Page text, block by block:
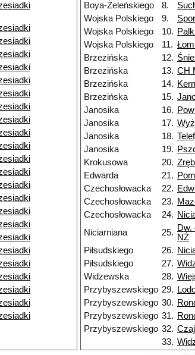
Boya-Żeleńskiego
8.
Wojska Polskiego
9.
Wojska Polskiego
10.
Wojska Polskiego
11.
Brzezińska
12.
Brzezińska
13. CH
Brzezińska
14.
Brzezińska
15.
Janosika
16.
Janosika
17.
Janosika
18.
Janosika
19.
Krokusowa
20.
Edwarda
21.
Czechosłowacka
22.
Czechosłowacka
23.
Czechosłowacka
24.
Niciarniana
25. Dw.
NŻ
Piłsudskiego 26.
Piłsudskiego
27.
Widzewska
28.
Przybyszewskiego 29.
Przybyszewskiego 30.
Przybyszewskiego 31.
Przybyszewskiego 32.
33.